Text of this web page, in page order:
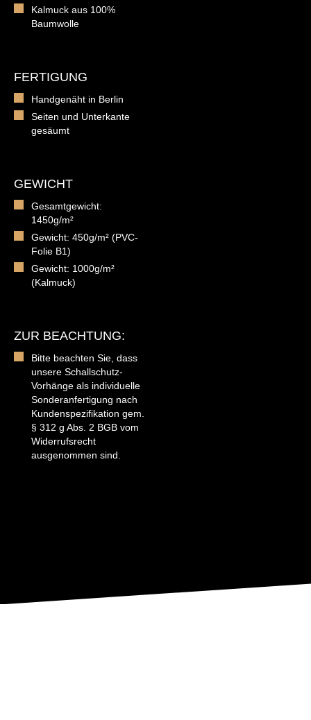
Kalmuck aus 100%
Baumwolle
FERTIGUNG
Handgenäht in Berlin
Seiten und Unterkante
gesäumt
GEWICHT
Gesamtgewicht:
1450g/m²
Gewicht: 450g/m² (PVC-
Folie B1)
Gewicht: 1000g/m²
(Kalmuck)
ZUR BEACHTUNG:
Bitte beachten Sie, dass
unsere Schallschutz-
Vorhänge als individuelle
Sonderanfertigung nach
Kundenspezifikation gem.
§ 312 g Abs. 2 BGB vom
Widerrufsrecht
ausgenommen sind.